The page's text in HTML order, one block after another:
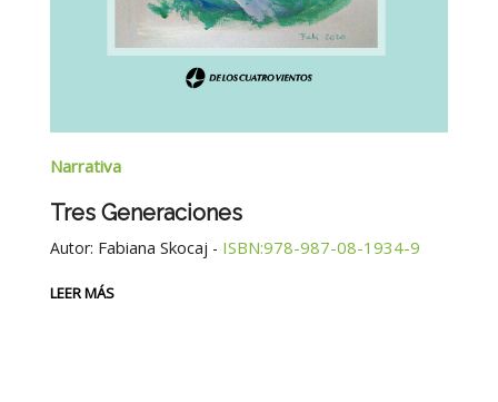
Narrativa
Tres Generaciones
Autor: Fabiana Skocaj - ISBN:978-987-08-1934-9
LEER MÁS